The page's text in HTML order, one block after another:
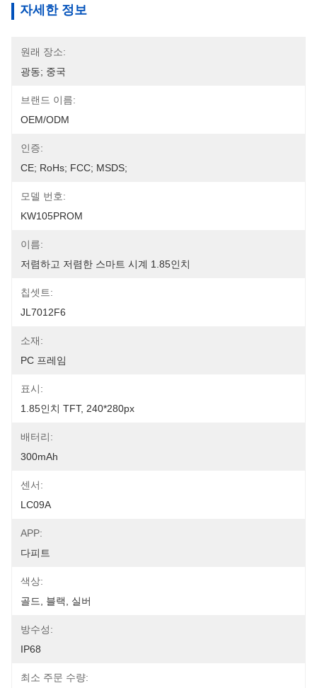
자세한 정보
원래 장소:
광동; 중국
브랜드 이름:
OEM/ODM
인증:
CE; RoHs; FCC; MSDS;
모델 번호:
KW105PROM
이름:
저렴하고 저렴한 스마트 시계 1.85인치
칩셋트:
JL7012F6
소재:
PC 프레임
표시:
1.85인치 TFT, 240*280px
배터리:
300mAh
센서:
LC09A
APP:
다피트
색상:
골드, 블랙, 실버
방수성:
IP68
최소 주문 수량: